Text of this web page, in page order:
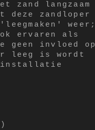
zand langzaam
deze zandloper
weer;
ervaren als
geen invloed op
leeg is wordt
installatie